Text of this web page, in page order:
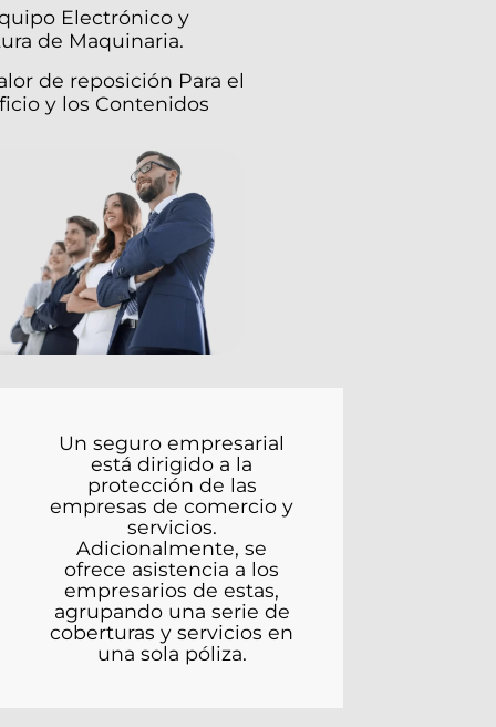
Electrónico y
de Maquinaria.
de reposición Para el
y los Contenidos
Un seguro empresarial
está dirigido a la
protección de las
empresas de comercio y
servicios.
Adicionalmente, se
ofrece asistencia a los
empresarios de estas,
agrupando una serie de
coberturas y servicios en
una sola póliza.